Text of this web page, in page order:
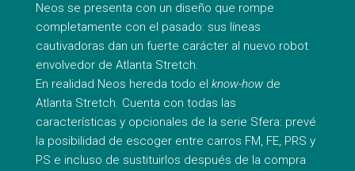
Neos se presenta con un diseño que rompe
completamente con el pasado: sus líneas
cautivadoras dan un fuerte carácter al nuevo robot
envolvedor de Atlanta Stretch.
En realidad Neos hereda todo el know-how de
Atlanta Stretch. Cuenta con todas las
características y opcionales de la serie Sfera: prevé
la posibilidad de escoger entre carros FM, FE, PRS y
PS e incluso de sustituirlos después de la compra